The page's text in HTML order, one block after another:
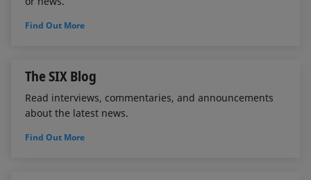
Find Out More
The SIX Blog
Read interviews, commentaries, and announcements
about the latest news.
Find Out More